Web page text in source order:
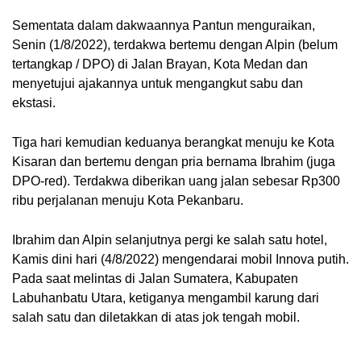
Sementata dalam dakwaannya Pantun menguraikan,
Senin (1/8/2022), terdakwa bertemu dengan Alpin (belum
tertangkap / DPO) di Jalan Brayan, Kota Medan dan
menyetujui ajakannya untuk mengangkut sabu dan
ekstasi.
Tiga hari kemudian keduanya berangkat menuju ke Kota
Kisaran dan bertemu dengan pria bernama Ibrahim (juga
DPO-red). Terdakwa diberikan uang jalan sebesar Rp300
ribu perjalanan menuju Kota Pekanbaru.
Ibrahim dan Alpin selanjutnya pergi ke salah satu hotel,
Kamis dini hari (4/8/2022) mengendarai mobil Innova putih.
Pada saat melintas di Jalan Sumatera, Kabupaten
Labuhanbatu Utara, ketiganya mengambil karung dari
salah satu dan diletakkan di atas jok tengah mobil.